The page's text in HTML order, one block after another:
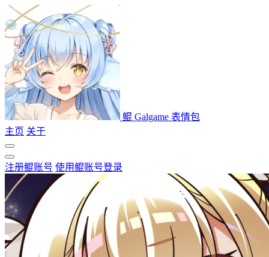
鲲 Galgame 表情包
主页 关于
注册鲲账号 使用鲲账号登录